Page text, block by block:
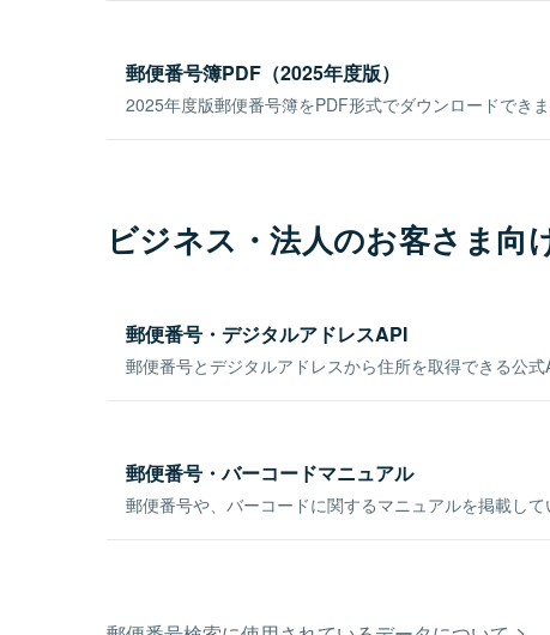
郵便番号簿PDF（2025年度版）
2025年度版郵便番号簿をPDF形式でダウンロードできま
ビジネス・法人のお客さま向
郵便番号・デジタルアドレスAPI
郵便番号とデジタルアドレスから住所を取得できる公式
郵便番号・バーコードマニュアル
郵便番号や、バーコードに関するマニュアルを掲載して